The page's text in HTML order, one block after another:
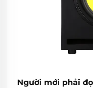
Người mới phải